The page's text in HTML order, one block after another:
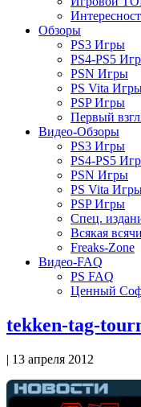
Обзоры
PS3 Игры
PS4-PS5
PSN Игры
PS Vita
PSP Игры
Первый
Видео-Обзоры
PS3 Игры
PS4-PS5
PSN Игры
PS Vita
PSP Игры
Спец.
Всякая
Freaks-Zone
Видео-FAQ
PS FAQ
Ценный
tekken-tag-
| 13 апреля 2012